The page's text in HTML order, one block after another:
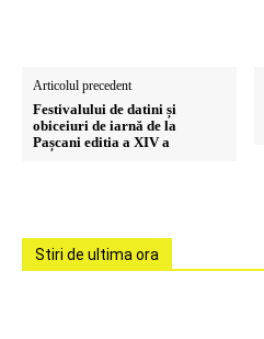
Articolul precedent
Festivalului de datini și
obiceiuri de iarnă de la
Pașcani editia a XIV a
Stiri de ultima ora